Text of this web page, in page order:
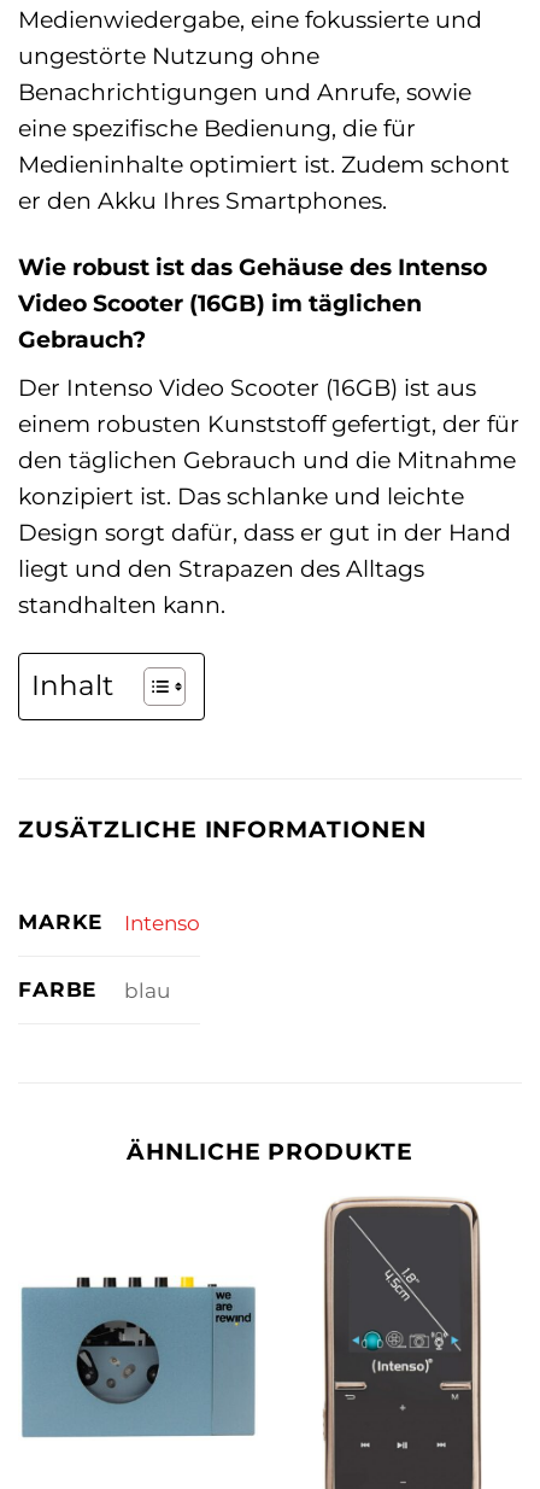
Medienwiedergabe, eine fokussierte und
ungestörte Nutzung ohne
Benachrichtigungen und Anrufe, sowie
eine spezifische Bedienung, die für
Medieninhalte optimiert ist. Zudem schont
er den Akku Ihres Smartphones.
Wie robust ist das Gehäuse des Intenso
Video Scooter (16GB) im täglichen
Gebrauch?
Der Intenso Video Scooter (16GB) ist aus
einem robusten Kunststoff gefertigt, der für
den täglichen Gebrauch und die Mitnahme
konzipiert ist. Das schlanke und leichte
Design sorgt dafür, dass er gut in der Hand
liegt und den Strapazen des Alltags
standhalten kann.
Inhalt
ZUSÄTZLICHE INFORMATIONEN
MARKE Intenso
FARBE blau
ÄHNLICHE PRODUKTE